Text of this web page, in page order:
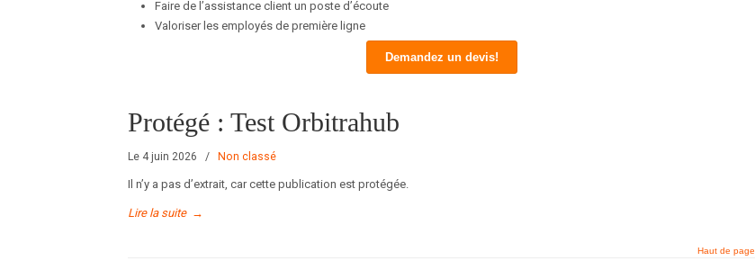
Faire de l’assistance client un poste d’écoute
Valoriser les employés de première ligne
Demandez un devis!
Protégé : Test Orbitrahub
Le 4 juin 2026 / Non classé
Il n’y a pas d’extrait, car cette publication est protégée.
Lire la suite →
Haut de page